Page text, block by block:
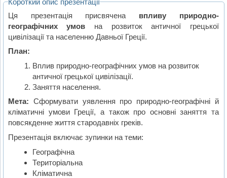
Короткий опис презентації
Ця презентація присвячена впливу природно-
географічних умов на розвиток античної грецької
цивілізації та населенню Давньої Греції.
План:
Вплив природно-географічних умов на розвиток
античної грецької цивілізації.
Заняття населення.
Мета: Сформувати уявлення про природно-географічні й
кліматичні умови Греції, а також про основні заняття та
повсякденне життя стародавніх греків.
Презентація включає зупинки на теми:
Географічна
Територіальна
Кліматична